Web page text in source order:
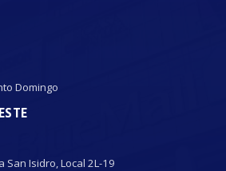
Domingo
San Isidro, Local 2L-19